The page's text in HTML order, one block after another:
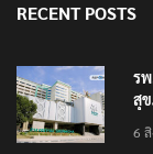
RECENT POSTS
ร
สุ
6